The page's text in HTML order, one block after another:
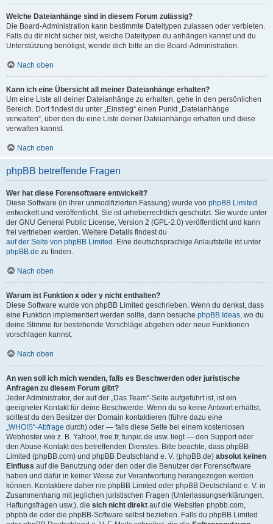
Welche Dateianhänge sind in diesem Forum zulässig?
Die Board-Administration kann bestimmte Dateitypen zulassen oder verbieten.
Falls du dir nicht sicher bist, welche Dateitypen du anhängen kannst und du
Unterstützung benötigst, wende dich bitte an die Board-Administration.
Nach oben
Kann ich eine Übersicht all meiner Dateianhänge erhalten?
Um eine Liste all deiner Dateianhänge zu erhalten, gehe in den persönlichen
Bereich. Dort findest du unter „Einstieg“ einen Punkt „Dateianhänge
verwalten“, über den du eine Liste deiner Dateianhänge erhalten und diese
verwalten kannst.
Nach oben
phpBB betreffende Fragen
Wer hat diese Forensoftware entwickelt?
Diese Software (in ihrer unmodifizierten Fassung) wurde von phpBB Limited
entwickelt und veröffentlicht. Sie ist urheberrechtlich geschützt. Sie wurde unter
der GNU General Public License, Version 2 (GPL-2.0) veröffentlicht und kann
frei vertrieben werden. Weitere Details findest du
auf der Seite von phpBB Limited . Eine deutschsprachige Anlaufstelle ist unter
phpBB.de zu finden.
Nach oben
Warum ist Funktion x oder y nicht enthalten?
Diese Software wurde von phpBB Limited geschrieben. Wenn du denkst, dass
eine Funktion implementiert werden sollte, dann besuche phpBB Ideas, wo du
deine Stimme für bestehende Vorschläge abgeben oder neue Funktionen
vorschlagen kannst.
Nach oben
An wen soll ich mich wenden, falls es Beschwerden oder juristische
Anfragen zu diesem Forum gibt?
Jeder Administrator, der auf der „Das Team“-Seite aufgeführt ist, ist ein
geeigneter Kontakt für deine Beschwerde. Wenn du so keine Antwort erhältst,
solltest du den Besitzer der Domain kontaktieren (führe dazu eine
„WHOIS“-Abfrage durch) oder — falls diese Seite bei einem kostenlosen
Webhoster wie z. B. Yahoo!, free.fr, funpic.de usw. liegt — den Support oder
den Abuse-Kontakt des betreffenden Dienstes. Bitte beachte, dass phpBB
Limited (phpBB.com) und phpBB Deutschland e. V. (phpBB.de) absolut keinen
Einfluss auf die Benutzung oder den oder die Benutzer der Forensoftware
haben und dafür in keiner Weise zur Verantwortung herangezogen werden
können. Kontaktiere daher nie phpBB Limited oder phpBB Deutschland e. V. in
Zusammenhang mit jeglichen juristischen Fragen (Unterlassungserklärungen,
Haftungsfragen usw.), die sich nicht direkt auf die Websiten phpbb.com,
phpbb.de oder die phpBB-Software selbst beziehen. Falls du phpBB Limited